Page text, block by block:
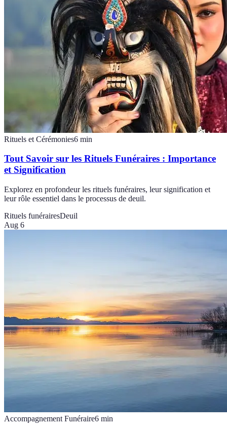
Rituels et Cérémonies6 min
Tout Savoir sur les Rituels Funéraires : Importance
et Signification
Explorez en profondeur les rituels funéraires, leur signification et
leur rôle essentiel dans le processus de deuil.
Rituels funérairesDeuil
Aug 6
Accompagnement Funéraire6 min